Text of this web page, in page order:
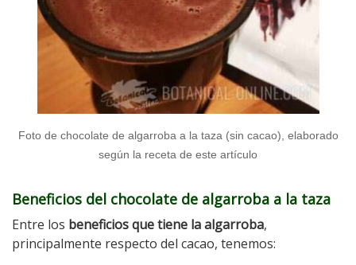
Foto de chocolate de algarroba a la taza (sin cacao), elaborado
según la receta de este artículo
Beneficios del chocolate de algarroba a la taza
Entre los beneficios que tiene la algarroba,
principalmente respecto del cacao, tenemos: